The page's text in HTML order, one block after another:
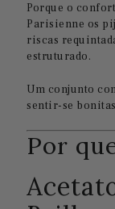
Porque o
Parisienne os
riscas
estruturado.
Um conjunto
sentir-se
Por